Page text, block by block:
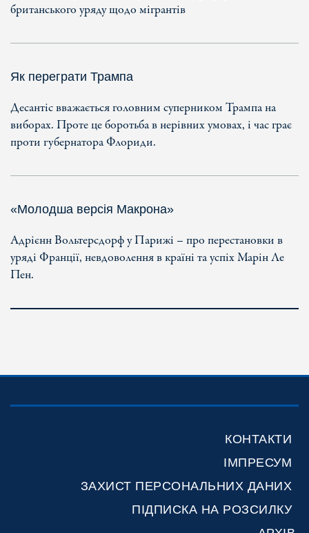
британського уряду щодо мігрантів
Як переграти Трампа
Десантіс вважається головним суперником Трампа на
виборах. Проте це боротьба в нерівних умовах, і час грає
проти губернатора Флориди.
«Молодша версія Макрона»
Адрієнн Вольтерсдорф у Парижі – про перестановки в
уряді Франції, невдоволення в країні та успіх Марін Ле
Пен.
КОНТАКТИ
ІМПРЕСУМ
ЗАХИСТ ПЕРСОНАЛЬНИХ ДАНИХ
ПІДПИСКА НА РОЗСИЛКУ